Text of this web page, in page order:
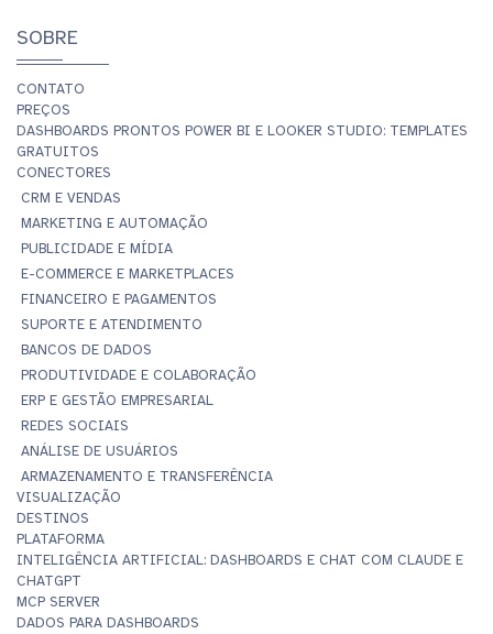
SOBRE
CONTATO
PREÇOS
DASHBOARDS PRONTOS POWER BI E LOOKER STUDIO: TEMPLATES
GRATUITOS
CONECTORES
CRM E VENDAS
MARKETING E AUTOMAÇÃO
PUBLICIDADE E MÍDIA
E-COMMERCE E MARKETPLACES
FINANCEIRO E PAGAMENTOS
SUPORTE E ATENDIMENTO
BANCOS DE DADOS
PRODUTIVIDADE E COLABORAÇÃO
ERP E GESTÃO EMPRESARIAL
REDES SOCIAIS
ANÁLISE DE USUÁRIOS
ARMAZENAMENTO E TRANSFERÊNCIA
VISUALIZAÇÃO
DESTINOS
PLATAFORMA
INTELIGÊNCIA ARTIFICIAL: DASHBOARDS E CHAT COM CLAUDE E
CHATGPT
MCP SERVER
DADOS PARA DASHBOARDS